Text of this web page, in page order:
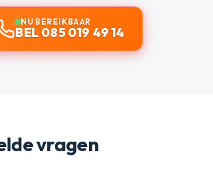
NU BEREIKBAAR
BEL 085 019 49 14
vragen